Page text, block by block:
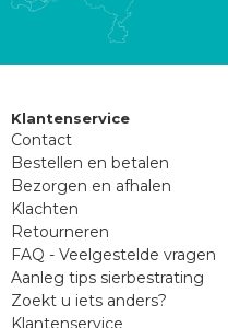
Klantenservice
Contact
Bestellen en betalen
Bezorgen en afhalen
Klachten
Retourneren
FAQ - Veelgestelde vragen
Aanleg tips sierbestrating
Zoekt u iets anders?
Klantenservice